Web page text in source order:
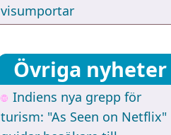
visumportar
Övriga nyheter
Indiens nya grepp för
turism: "As Seen on Netflix"